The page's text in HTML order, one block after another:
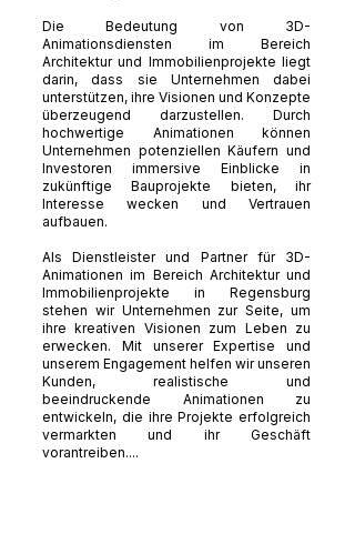
Die Bedeutung von 3D-
Animationsdiensten im Bereich
Architektur und Immobilienprojekte liegt
darin, dass sie Unternehmen dabei
unterstützen, ihre Visionen und Konzepte
überzeugend darzustellen. Durch
hochwertige Animationen können
Unternehmen potenziellen Käufern und
Investoren immersive Einblicke in
zukünftige Bauprojekte bieten, ihr
Interesse wecken und Vertrauen
aufbauen.
Als Dienstleister und Partner für 3D-
Animationen im Bereich Architektur und
Immobilienprojekte in Regensburg
stehen wir Unternehmen zur Seite, um
ihre kreativen Visionen zum Leben zu
erwecken. Mit unserer Expertise und
unserem Engagement helfen wir unseren
Kunden, realistische und
beeindruckende Animationen zu
entwickeln, die ihre Projekte erfolgreich
vermarkten und ihr Geschäft
vorantreiben....